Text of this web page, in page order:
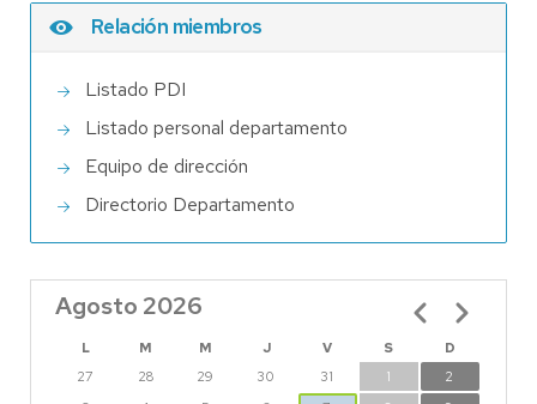
Relación miembros
Listado PDI
Listado personal departamento
Equipo de dirección
Directorio Departamento
Agosto 2026
L M M J V S
D
27
28 29 30 31 1
2
Paginación